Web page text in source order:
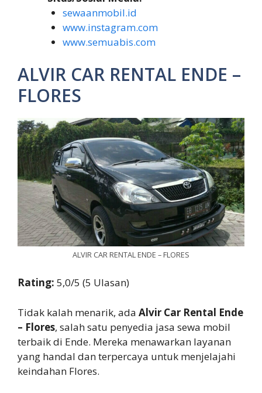
sewaanmobil.id
www.instagram.com
www.semuabis.com
ALVIR CAR RENTAL ENDE –
FLORES
ALVIR CAR RENTAL ENDE – FLORES
Rating: 5,0/5 (5 Ulasan)
Tidak kalah menarik, ada Alvir Car Rental Ende
– Flores, salah satu penyedia jasa sewa mobil
terbaik di Ende. Mereka menawarkan layanan
yang handal dan terpercaya untuk menjelajahi
keindahan Flores.